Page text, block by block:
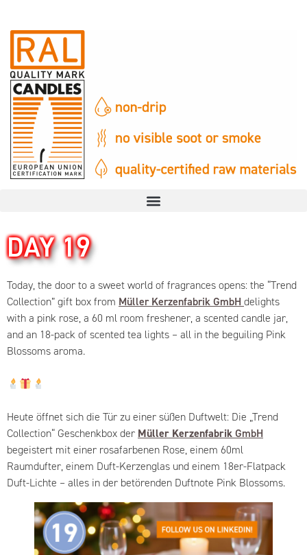
DAY 19
Today, the door to a sweet world of fragrances opens: the “Trend
Collection” gift box from Müller Kerzenfabrik GmbHdelights
with a pink rose, a 60 ml room freshener, a scented candle jar,
and an 18-pack of scented tea lights – all in the beguiling Pink
Blossoms aroma.
Heute öffnet sich die Tür zu einer süßen Duftwelt: Die „Trend
Collection“ Geschenkbox der Müller KerzenfabrikGmbH
begeistert mit einer rosafarbenen Rose, einem 60ml
Raumdufter, einem Duft-Kerzenglas und einem 18er-Flatpack
Duft-Lichte – alles in der betörenden Duftnote Pink Blossoms.